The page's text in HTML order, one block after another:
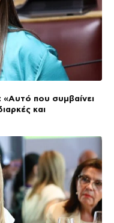
«Αυτό που συμβαίνει
και